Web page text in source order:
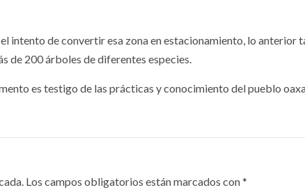
intento de convertir esa zona en estacionamiento, lo anterior
de 200 árboles de diferentes especies.
es testigo de las prácticas y conocimiento del pueblo
Los campos obligatorios están marcados con*